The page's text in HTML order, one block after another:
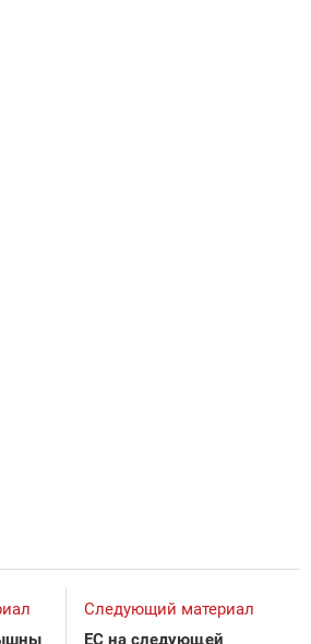
Следующий материал
ЕС на следующей